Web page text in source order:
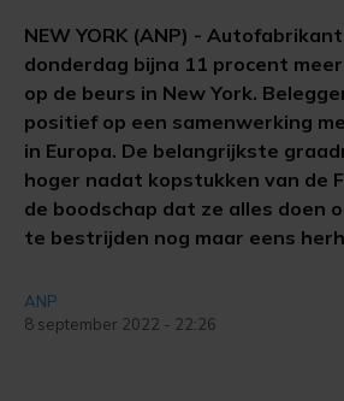
NEW YORK (ANP) -
donderdag bijna 11 procent
op de beurs in New York.
positief op een samenwerking
in Europa. De belangrijkste
hoger nadat kopstukken van de
de boodschap dat ze alles doen
te bestrijden nog maar eens
ANP
8 september 2022 - 22:26